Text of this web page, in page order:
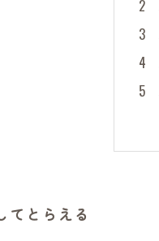
てとらえる